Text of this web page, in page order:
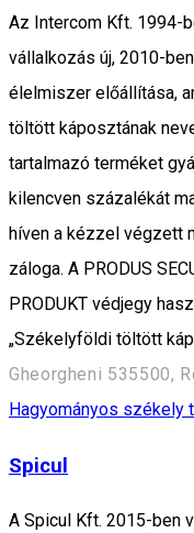
Az Intercom Kft. 1994-
vállalkozás új, 2010-
élelmiszer előállítása,
töltött káposztának
tartalmazó terméket
kilencven százalékát
híven a kézzel végzett
záloga. A PRODUS
PRODUKT védjegy
„Székelyföldi töltött
Gheorgheni 535500,
Hagyományos székely
Spicul
A Spicul Kft. 2015-ben